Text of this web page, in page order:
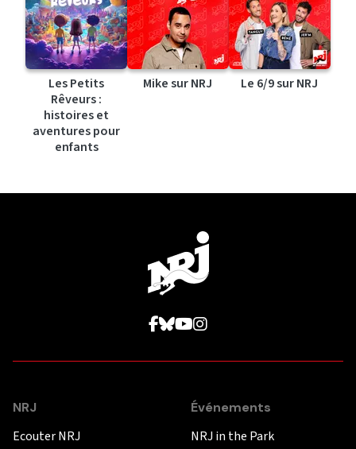
Les Petits
Rêveurs :
histoires et
aventures pour
enfants
Mike sur NRJ Le 6/9 sur NRJ
NRJ
Ecouter NRJ
Événements
NRJ in the Park